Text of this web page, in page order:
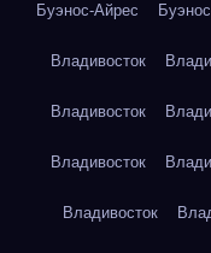
Буэнос-Айрес
Владивосток
Владивосток
Владивосток
Владивосток